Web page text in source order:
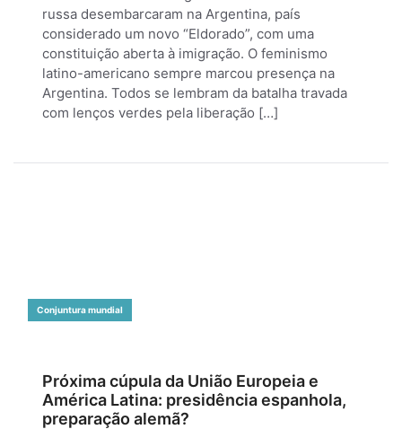
russa desembarcaram na Argentina, país
considerado um novo “Eldorado”, com uma
constituição aberta à imigração. O feminismo
latino-americano sempre marcou presença na
Argentina. Todos se lembram da batalha travada
com lenços verdes pela liberação […]
Conjuntura mundial
Próxima cúpula da União Europeia e
América Latina: presidência espanhola,
preparação alemã?